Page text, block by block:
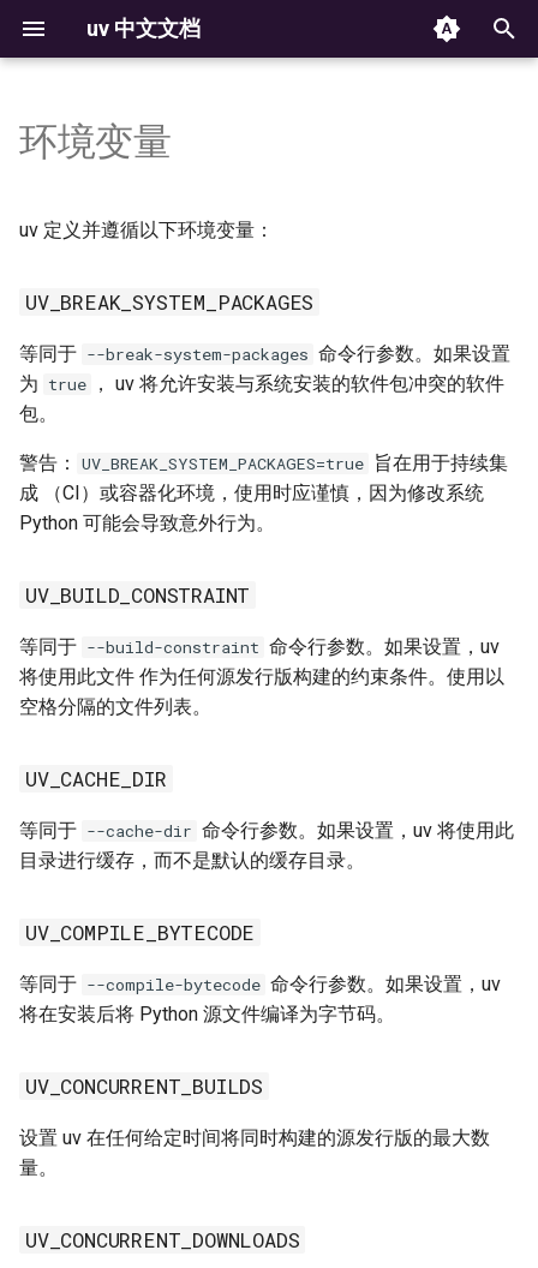
uv 中文文档
在
搜
引
擎
安装
入门
获取帮助
安装 Python
运行脚本
项目开发
发布包
集成
GitHub Actions 集成
GitLab CI/CD 集成
Pre-commit 集成
其他索引源
依赖机器人
项目
运行命令
锁定与同步
配置项目
工具
依赖解析
缓存
UV_BUILD_CONSTRAINT
UV_COMPILE_BYTECODE
UV_CONCURRENT_BUILDS
UV_CONCURRENT_DOWNLOADS
UV_CONCURRENT_INSTALLS
UV_CONSTRAINT
UV_CUSTOM_COMPILE_COMMAND
UV_EXCLUDE_NEWER
UV_EXTRA_INDEX_URL
UV_FIND_LINKS
UV_FROZEN
UV_GITHUB_TOKEN
使用环境
管理包
声明依赖
锁定环境
pip 兼容性
命令
设置
解析器
基准测试
策略
环境变量
uv 定义并遵循以下环境变量：
UV_BREAK_SYSTEM_PACKAGES
等同于 --break-system-packages 命令行参数。如果设置
为 true
， uv 将允许安装与系统安装的软件包冲突的软件
包。
警告： UV_BREAK_SYSTEM_PACKAGES=true 旨在用于持续集
成 （CI）或容器化环境，使用时应谨慎，因为修改系统
Python 可能会导致意外行为。
UV_BUILD_CONSTRAINT
等同于 --build-constraint 命令行参数。如果设置，uv
将使用此文件 作为任何源发行版构建的约束条件。使用以
空格分隔的文件列表。
UV_CACHE_DIR
等同于 --cache-dir 命令行参数。如果设置，uv 将使用此
目录进行缓存，而不是默认的缓存目录。
UV_COMPILE_BYTECODE
等同于 --compile-bytecode 命令行参数。如果设置，uv
将在安装后将 Python 源文件编译为字节码。
UV_CONCURRENT_BUILDS
设置 uv 在任何给定时间将同时构建的源发行版的最大数
量。
UV_CONCURRENT_DOWNLOADS